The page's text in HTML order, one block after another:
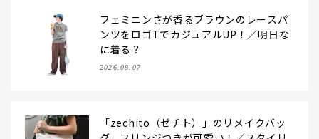
フェミニンさが香るブラウンのレースパ
ンツをロゴTでカジュアルUP！／明日な
に着る？
2026.08.07
「zechito（ゼチト）」のリメイクバッ